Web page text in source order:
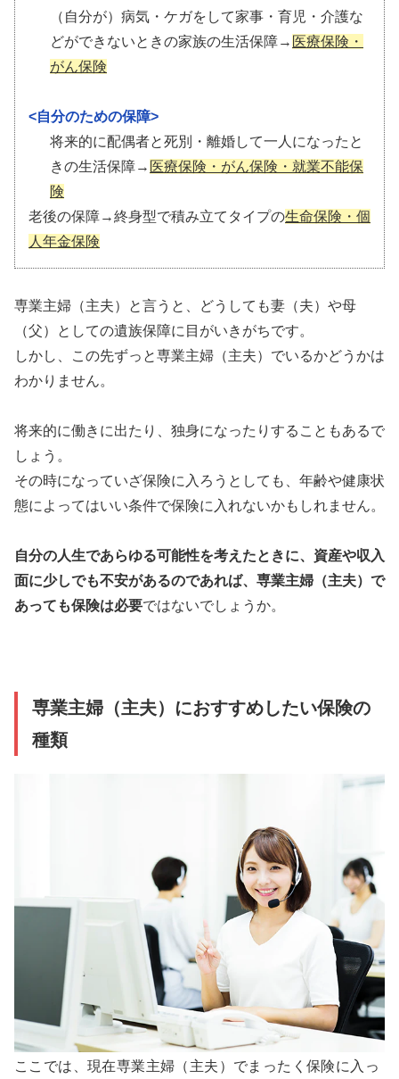
（自分が）病気・ケガをして家事・育児・介護な
どができないときの家族の生活保障→ 医療保険・
がん保険
<自分のための保障>
将来的に配偶者と死別・離婚して一人になったと
きの生活保障→ 医療保険・がん保険・就業不能保
険
老後の保障→終身型で積み立てタイプの生命保険・個
人年金保険
専業主婦（主夫）と言うと、どうしても妻（夫）や母
（父）としての遺族保障に目がいきがちです。
しかし、この先ずっと専業主婦（主夫）でいるかどうかは
わかりません。
将来的に働きに出たり、独身になったりすることもあるで
しょう。
その時になっていざ保険に入ろうとしても、年齢や健康状
態によってはいい条件で保険に入れないかもしれません。
自分の人生であらゆる可能性を考えたときに、資産や収入
面に少しでも不安があるのであれば、専業主婦（主夫）で
あっても保険は必要ではないでしょうか。
専業主婦（主夫）におすすめしたい保険の
種類
ここでは、現在専業主婦（主夫）でまったく保険に入っ